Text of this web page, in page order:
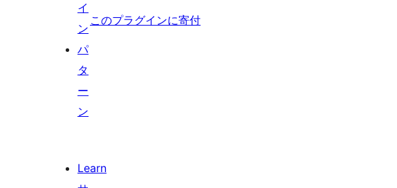
このプラグインに寄付
イ
ン
パ
タ
ー
ン
Learn